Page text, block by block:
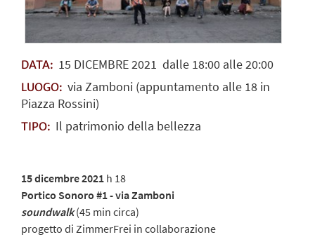
DATA: 15 DICEMBRE2021 dalle 18:00 alle 20:00
LUOGO: via Zamboni (appuntamento alle 18 in
Piazza Rossini)
TIPO: Il patrimonio della bellezza
15 dicembre 2021 h 18
Portico Sonoro #1 - via Zamboni
soundwalk (45 min circa)
progetto di ZimmerFrei in collaborazione